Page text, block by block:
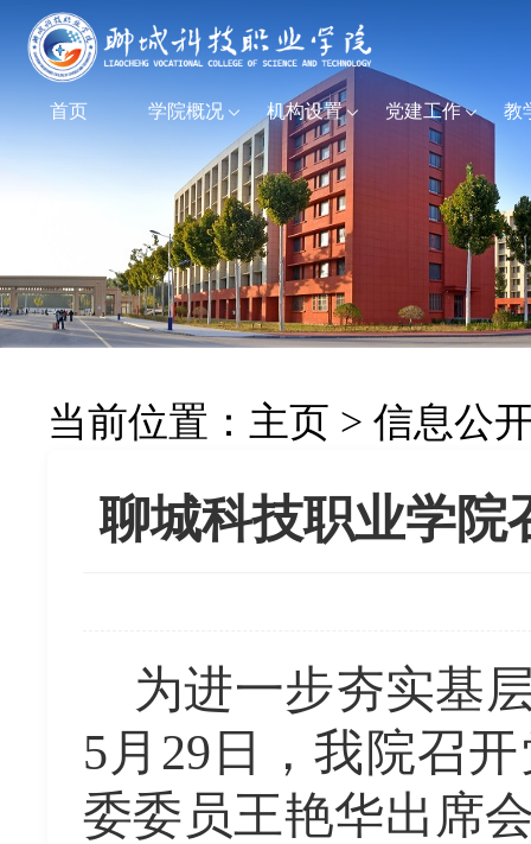
首页 学院概况 机构设置 党建工作 教
当前位置： 主页 > 信息公
聊城科技职业学院
为进一步夯实基
5月29日，我院召
委委员王艳华出席